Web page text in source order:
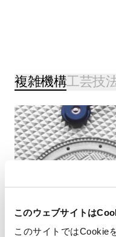
このウェブサイトは
このサイトではCookie
複雑機構工芸技